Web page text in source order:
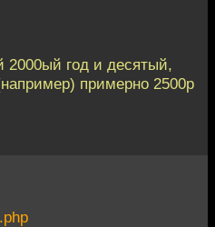
2000ый год и десятый,
примерно 2500р